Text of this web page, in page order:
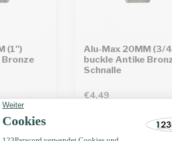
(1")
Alu-Max 20MM (3/
buckle Antike
Schnalle
€4,49
Derzeit nicht auf Lager.